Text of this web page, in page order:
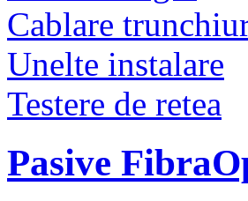
Cablare
Unelte instalare
Testere de retea
Pasive